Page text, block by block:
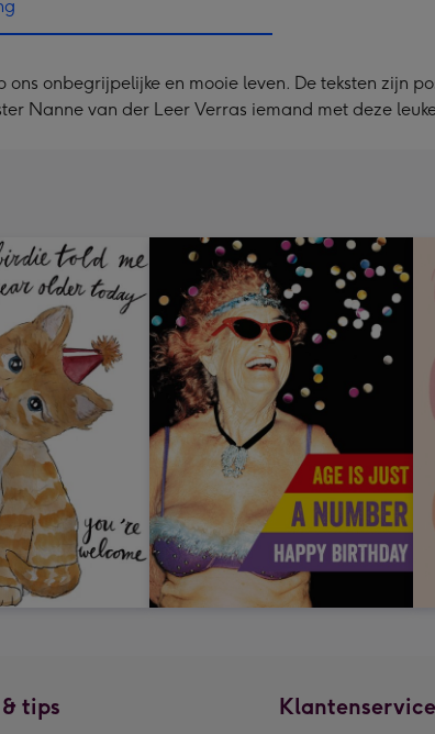
onbegrijpelijke en mooie leven. De teksten zijn
Nanne van der Leer Verras iemand met deze
tips Klantenservice